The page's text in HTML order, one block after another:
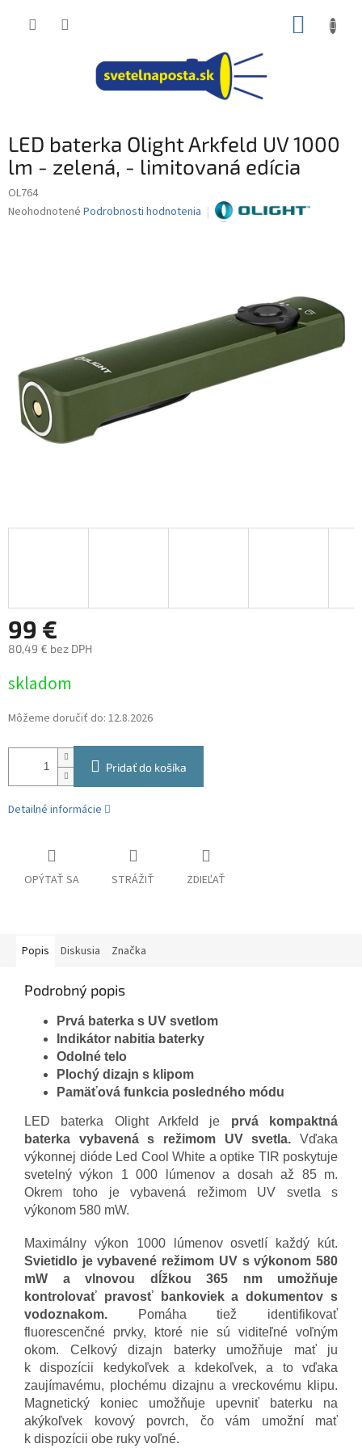
LED baterka Olight Arkfeld UV 1000
lm - zelená, - limitovaná edícia
OL764
Priemerné
Neohodnotené Podrobnosti hodnotenia
99 €
80,49 € bez DPH
cena:
skladom
Môžeme doručiť do: 12.8.2026
Pridať do košíka
Detailné informácie
OPÝTAŤ SA STRÁŽIŤ ZDIEĽAŤ
Popis Diskusia Značka
Podrobný popis
Prvá baterka s UV svetlom
Indikátor nabitia baterky
Odolné telo
Plochý dizajn s klipom
Pamäťová funkcia posledného módu
LED baterka Olight Arkfeld je prvá kompaktná
baterka vybavená s režimom UV svetla. Vďaka
výkonnej dióde Led Cool White a optike TIR poskytuje
svetelný výkon 1 000 lúmenov a dosah až 85 m.
Okrem toho je vybavená režimom UV svetla s
výkonom 580 mW.
Maximálny výkon 1000 lúmenov osvetlí každý kút.
Svietidlo je vybavené režimom UV s výkonom 580
mW a vlnovou dĺžkou 365 nm umožňuje
kontrolovať pravosť bankoviek a dokumentov s
vodoznakom. Pomáha tiež identifikovať
fluorescenčné prvky, ktoré nie sú viditeľné voľným
okom. Celkový dizajn baterky umožňuje mať ju
k dispozícii kedykoľvek a kdekoľvek, a to vďaka
zaujímavému, plochému dizajnu a vreckovému klipu.
Magnetický koniec umožňuje upevniť baterku na
akýkoľvek kovový povrch, čo vám umožní mať
k dispozícii obe ruky voľné.